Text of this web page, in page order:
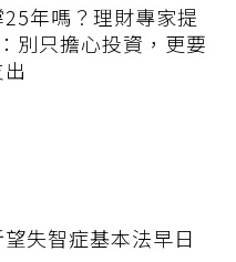
年嗎？理財專家提
別只擔心投資，更要
失智症基本法早日